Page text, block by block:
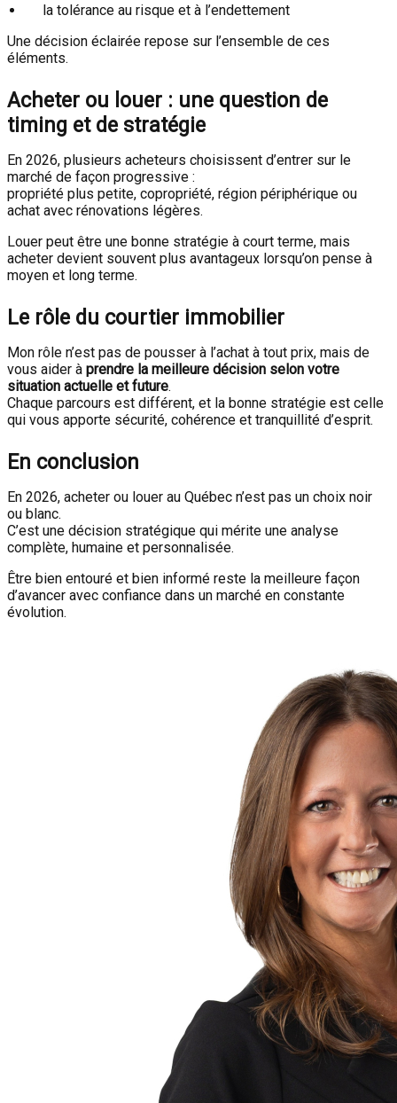
la tolérance au risque et à l’endettement
Une décision éclairée repose sur l’ensemble de ces
éléments.
Acheter ou louer : une question de
timing et de stratégie
En 2026, plusieurs acheteurs choisissent d’entrer sur le
marché de façon progressive :
propriété plus petite, copropriété, région périphérique ou
achat avec rénovations légères.
Louer peut être une bonne stratégie à court terme, mais
acheter devient souvent plus avantageux lorsqu’on pense à
moyen et long terme.
Le rôle du courtier immobilier
Mon rôle n’est pas de pousser à l’achat à tout prix, mais de
vous aider à prendre la meilleure décision selon votre
situation actuelle et future.
Chaque parcours est différent, et la bonne stratégie est celle
qui vous apporte sécurité, cohérence et tranquillité d’esprit.
En conclusion
En 2026, acheter ou louer au Québec n’est pas un choix noir
ou blanc.
C’est une décision stratégique qui mérite une analyse
complète, humaine et personnalisée.
Être bien entouré et bien informé reste la meilleure façon
d’avancer avec confiance dans un marché en constante
évolution.